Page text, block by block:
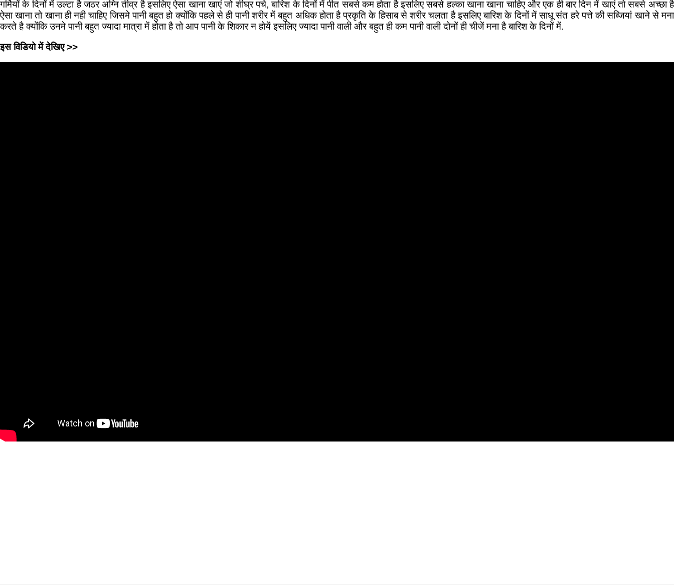
गर्मियों के दिनों में उल्टा है जठर अग्नि तीव्र है इसलिए ऐसा खाना खाएं जो शीघ्र पचे, बारिश के दिनों में पीत सबसे कम होता है इसलिए सबसे हल्का खाना खाना चाहिए और एक ही बार दिन में खाएं तो सबसे अच्छा है
ऐसा खाना तो खाना ही नही चाहिए जिसमे पानी बहुत हो क्योंकि पहले से ही पानी शरीर में बहुत अधिक होता है प्रकृति के हिसाब से शरीर चलता है इसलिए बारिश के दिनों में साधू संत हरे पत्ते की सब्जियां खाने से मना
करते है क्योंकि उनमे पानी बहुत ज्यादा मात्रा में होता है तो आप पानी के शिकार न होयें इसलिए ज्यादा पानी वाली और बहुत ही कम पानी वाली दोनों ही चीजें मना है बारिश के दिनों में.
इस विडियो में देखिए >>